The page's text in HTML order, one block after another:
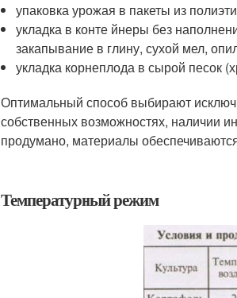
упаковка урожая в пакеты из
укладка в конте йнеры без
закапывание в глину, сухой мел,
укладка корнеплода в сырой песок
Оптимальный способ выбирают
собственных возможностях, наличии
продумано, материалы
Температурный режим